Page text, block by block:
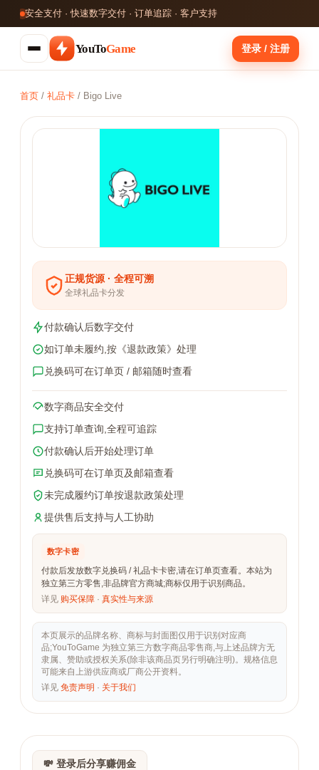
安全支付 · 快速数字交付 · 订单追踪 · 客户支持
YouToGame 登录 / 注册
首页 / 礼品卡 / Bigo Live
正规货源 · 全程可溯
全球礼品卡分发
付款确认后数字交付
如订单未履约,按《退款政策》处理
兑换码可在订单页 / 邮箱随时查看
数字商品安全交付
支持订单查询,全程可追踪
付款确认后开始处理订单
兑换码可在订单页及邮箱查看
未完成履约订单按退款政策处理
提供售后支持与人工协助
数字卡密
付款后发放数字兑换码 / 礼品卡卡密,请在订单页查看。本站为
独立第三方零售,非品牌官方商城;商标仅用于识别商品。
详见 购买保障 · 真实性与来源
本页展示的品牌名称、商标与封面图仅用于识别对应商
品;YouToGame 为独立第三方数字商品零售商,与上述品牌方无
隶属、赞助或授权关系(除非该商品页另行明确注明)。规格信息
可能来自上游供应商或厂商公开资料。
详见 免责声明 · 关于我们
💸 登录后分享赚佣金